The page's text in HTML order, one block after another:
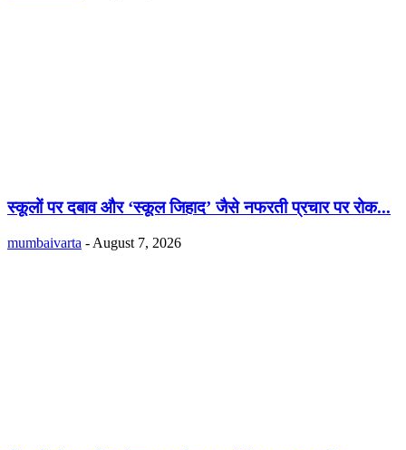
स्कूलों पर दबाव और ‘स्कूल जिहाद’ जैसे नफरती प्रचार पर रोक...
mumbaivarta - August 7, 2026